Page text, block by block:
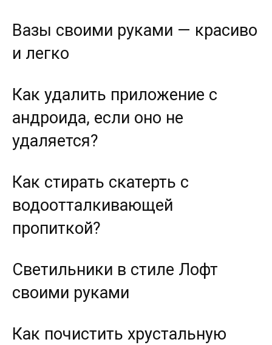
Вазы своими руками — красиво
и легко
Как удалить приложение с
андроида, если оно не
удаляется?
Как стирать скатерть с
водоотталкивающей
пропиткой?
Светильники в стиле Лофт
своими руками
Как почистить хрустальную